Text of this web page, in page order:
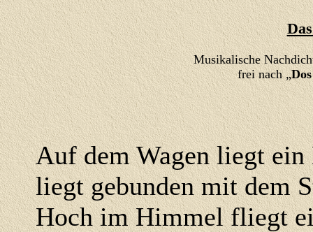
Musikalische
frei nach „
Auf dem Wagen liegt ein
liegt gebunden mit dem
Hoch im Himmel fliegt